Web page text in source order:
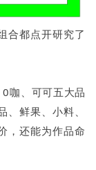
合都点开研究了
咖、可可五大品
鲜果、小料、
，还能为作品命